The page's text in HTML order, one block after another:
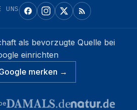
UNS
als bevorzugte Quelle bei
einrichten
merken →